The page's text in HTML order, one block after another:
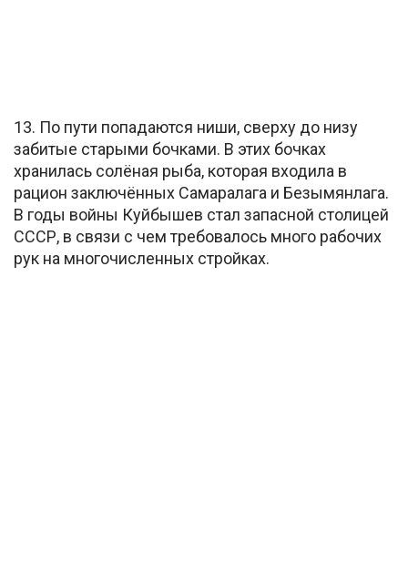
13. По пути попадаются ниши, сверху до низу
забитые старыми бочками. В этих бочках
хранилась солёная рыба, которая входила в
рацион заключённых Самаралага и Безымянлага.
В годы войны Куйбышев стал запасной столицей
СССР, в связи с чем требовалось много рабочих
рук на многочисленных стройках.